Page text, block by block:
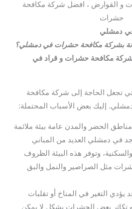
و القوارض ، افضل شركة مكافحة
حشرات
دمشلي
بشركة مكافحة حشرات في دمشلي؟
شركة مكافحة حشرات و قراد في
تجعل الحاجة إلى شركة مكافحة
إليك بعض الأسباب المحتملة:
مناطق الحضر والمدن عامة بيئة ملائمة
في دمشلي العديد من المباني
وتوفر هذه البيئة الظروف
مثل الصراصير والنمل والبق
يؤدي التغير في المناخ أو تقلبات
تكاثر بعض الحشرات بشكل لا يمكن